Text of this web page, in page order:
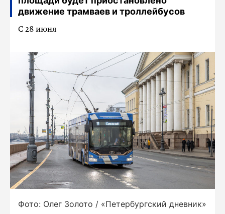
движение трамваев и троллейбусов
С 28 июня
Фото: Олег Золото / «Петербургский дневник»